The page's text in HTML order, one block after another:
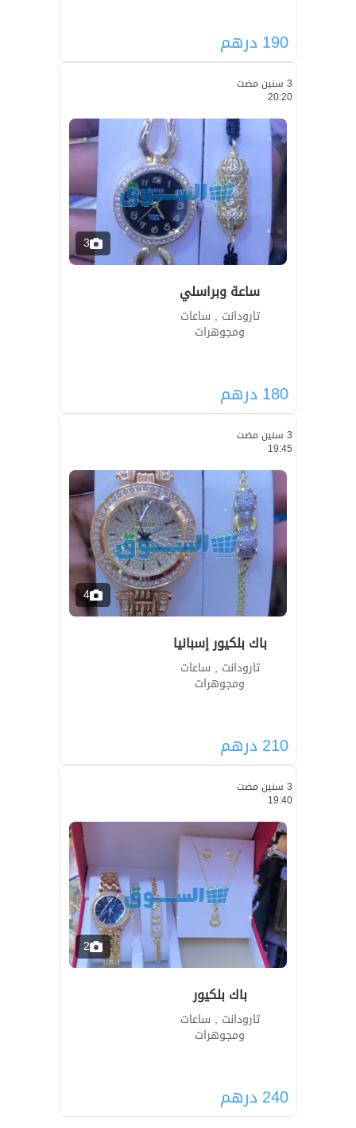
190درهم
3 سنين مضت
20:20
3
ساعة وبراسلي
تارودانت , ساعات
ومجوهرات
180درهم
3 سنين مضت
19:45
4
باك بلكيور إسبانيا
تارودانت , ساعات
ومجوهرات
210درهم
3 سنين مضت
19:40
2
باك بلكيور
تارودانت , ساعات
ومجوهرات
240درهم